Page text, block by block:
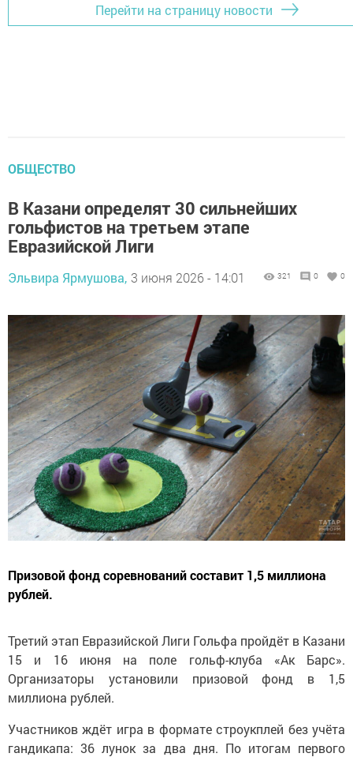
Перейти на страницу новости
ОБЩЕСТВО
В Казани определят 30 сильнейших
гольфистов на третьем этапе
Евразийской Лиги
Эльвира Ярмушова, 3 июня 2026 - 14:01 321 0 0
Призовой фонд соревнований составит 1,5 миллиона
рублей.
Третий этап Евразийской Лиги Гольфа пройдёт в Казани
15 и 16 июня на поле гольф-клуба «Ак Барс».
Организаторы установили призовой фонд в 1,5
миллиона рублей.
Участников ждёт игра в формате строукплей без учёта
гандикапа: 36 лунок за два дня. По итогам первого